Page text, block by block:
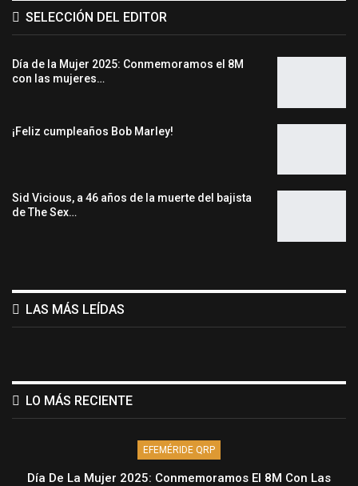
SELECCIÓN DEL EDITOR
Día de la Mujer 2025: Conmemoramos el 8M
con las mujeres…
¡Feliz cumpleaños Bob Marley!
Sid Vicious, a 46 años de la muerte del bajista
de The Sex…
LAS MÁS LEÍDAS
LO MÁS RECIENTE
EFEMÉRIDE QRP
Día De La Mujer 2025: Conmemoramos El 8M Con Las